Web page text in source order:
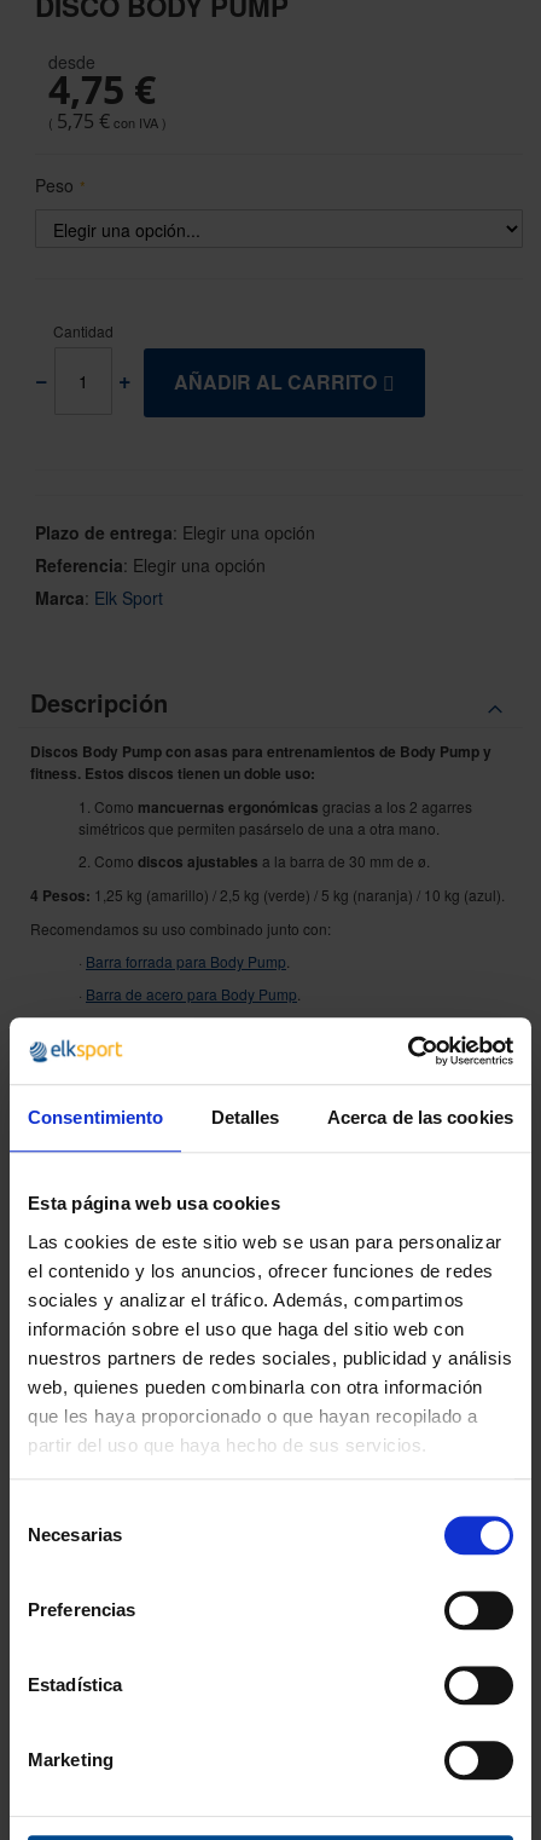
Consentimiento Detalles Acerca de las cookies
Esta página web usa cookies
Las cookies de este sitio web se usan para personalizar
el contenido y los anuncios, ofrecer funciones de redes
sociales y analizar el tráfico. Además, compartimos
información sobre el uso que haga del sitio web con
nuestros partners de redes sociales, publicidad y análisis
web, quienes pueden combinarla con otra información
que les haya proporcionado o que hayan recopilado a
partir del uso que haya hecho de sus servicios.
Necesarias
Preferencias
Estadística
Marketing
the
images
gallery
desde
4,75 €
5,75 €
Peso
Cantidad
AÑADIR AL CARRITO
Plazo de entrega: Elegir una opción
Referencia: Elegir una opción
Marca: Elk Sport
Descripción
Discos Body Pump con asas para entrenamientos de Body Pump y
fitness. Estos discos tienen un doble uso:
1. Como mancuernas ergonómicas gracias a los 2 agarres
simétricos que permiten pasárselo de una a otra mano.
2. Como discos ajustables a la barra de 30 mm de ø.
4 Pesos: 1,25 kg (amarillo) / 2,5 kg (verde) / 5 kg (naranja) / 10 kg (azul).
Recomendamos su uso combinado junto con:
· Barra forrada para Body Pump
· Barra de acero para Body Pump
·Cierres para barras
Disponible también elconjunto Body Pumpformado por barra, discos y
cierres.
¿POR QUÉ ELEGIRNOS?
Desde 1988
Innovando contigo
Especialistas en colectivos
Descubre nuestras ventajas
Envío gratis
Garantía
Disponibilidad